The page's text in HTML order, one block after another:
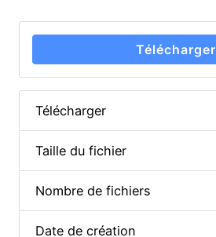
Télécharger
Télécharger
Taille du fichier
Nombre de fichiers
Date de création